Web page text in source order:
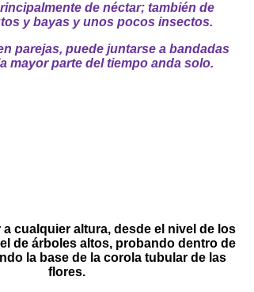
de néctar; también de
y bayas y unos pocos insectos.
parejas, puede juntarse a bandadas
mayor parte del tiempo anda solo.
cualquier altura, desde el nivel de los
de árboles altos, probando dentro de
la base de la corola tubular de las
flores.